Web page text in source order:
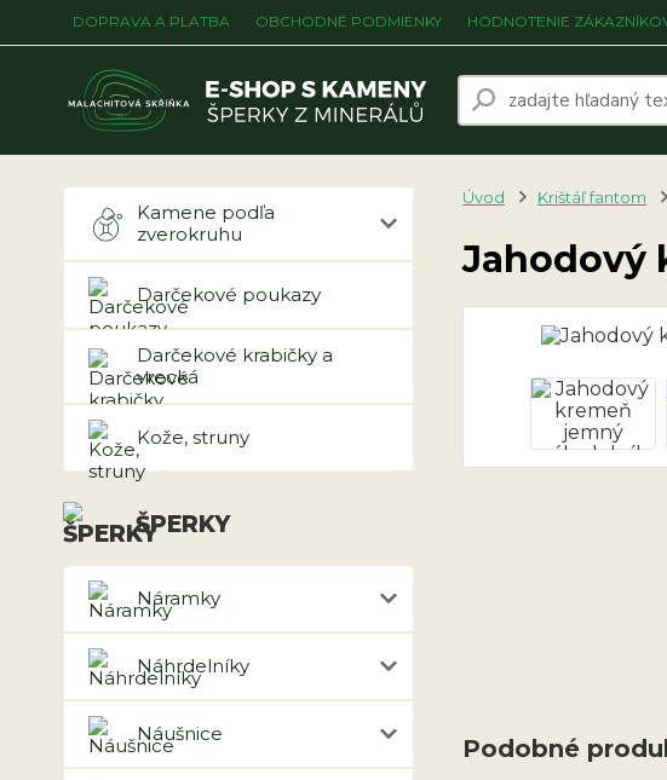
DOPRAVA A PLATBA OBCHODNÉ PODMIENKY HODNOTENIE
Kamene podľa
zverokruhu
Darčekové poukazy
Darčekové krabičky a
vrecká
Kože, struny
ŠPERKY
Náramky
Náhrdelníky
Náušnice
Úvod Krištáľ fantom
Jahodový
Podobné